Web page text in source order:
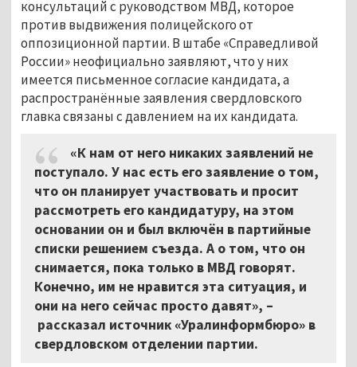
консультаций с руководством МВД, которое
против выдвижения полицейского от
оппозиционной партии. В штабе «Справедливой
России» неофициально заявляют, что у них
имеется письменное согласие кандидата, а
распространённые заявления свердловского
главка связаны с давлением на их кандидата.
«К нам от него никаких заявлений не
поступало. У нас есть его заявление о том,
что он планирует участвовать и просит
рассмотреть его кандидатуру, на этом
основании он и был включён в партийные
списки решением съезда. А о том, что он
снимается, пока только в МВД говорят.
Конечно, им не нравится эта ситуация, и
они на него сейчас просто давят», –
рассказал источник «Уралинформбюро» в
свердловском отделении партии.